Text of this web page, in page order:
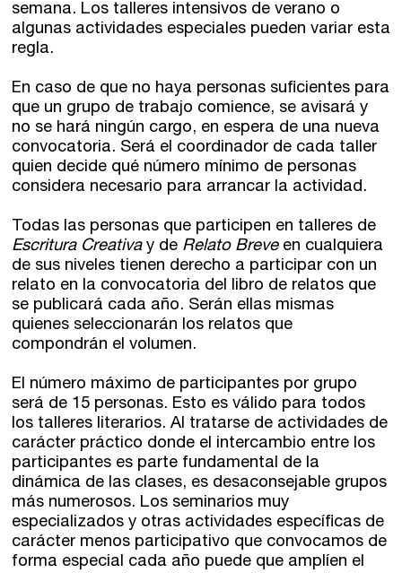
semana. Los talleres intensivos de verano o
algunas actividades especiales pueden variar esta
regla.
En caso de que no haya personas suficientes para
que un grupo de trabajo comience, se avisará y
no se hará ningún cargo, en espera de una nueva
convocatoria. Será el coordinador de cada taller
quien decide qué número mínimo de personas
considera necesario para arrancar la actividad.
Todas las personas que participen en talleres de
Escritura Creativay de Relato Breveen cualquiera
de sus niveles tienen derecho a participar con un
relato en la convocatoria del libro de relatos que
se publicará cada año. Serán ellas mismas
quienes seleccionarán los relatos que
compondrán el volumen.
El número máximo de participantes por grupo
será de 15 personas. Esto es válido para todos
los talleres literarios. Al tratarse de actividades de
carácter práctico donde el intercambio entre los
participantes es parte fundamental de la
dinámica de las clases, es desaconsejable grupos
más numerosos. Los seminarios muy
especializados y otras actividades específicas de
carácter menos participativo que convocamos de
forma especial cada año puede que amplíen el